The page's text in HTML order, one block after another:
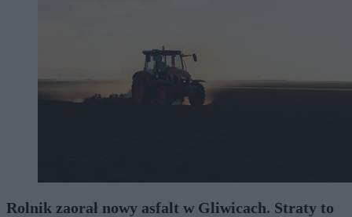
Rolnik zaorał nowy asfalt w Gliwicach. Straty to